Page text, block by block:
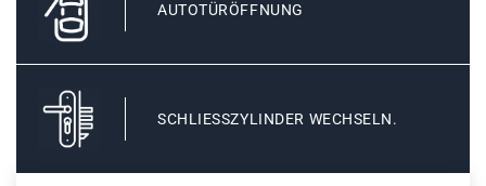
AUTOTÜRÖFFNUNG
SCHLIESSZYLINDER WECHSELN.